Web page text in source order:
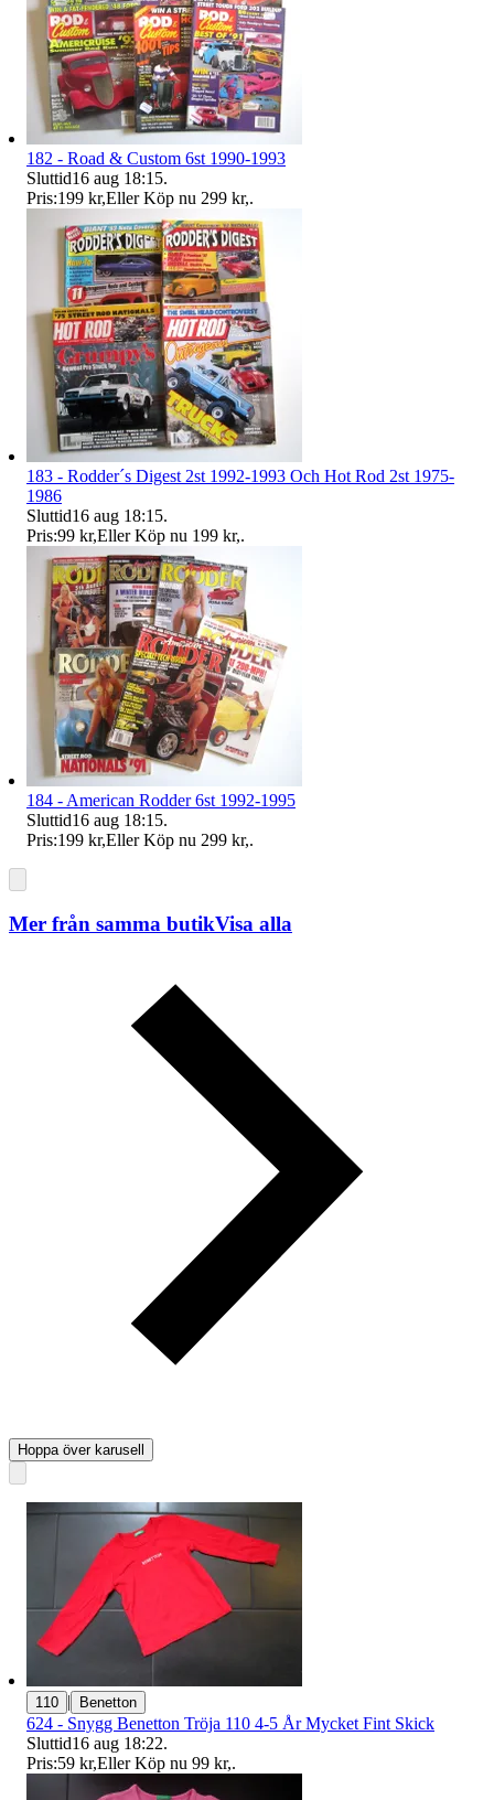
182 - Road & Custom 6st 1990-1993
Sluttid16 aug 18:15.
Pris:199 kr,Eller Köp nu 299 kr,.
183 - Rodder´s Digest 2st 1992-1993 Och Hot Rod 2st 1975-
1986
Sluttid16 aug 18:15.
Pris:99 kr,Eller Köp nu 199 kr,.
184 - American Rodder 6st 1992-1995
Sluttid16 aug 18:15.
Pris:199 kr,Eller Köp nu 299 kr,.
Mer från samma butikVisa alla
Hoppa över karusell
110 | Benetton
624 - Snygg Benetton Tröja 110 4-5 År Mycket Fint Skick
Sluttid16 aug 18:22.
Pris:59 kr,Eller Köp nu 99 kr,.